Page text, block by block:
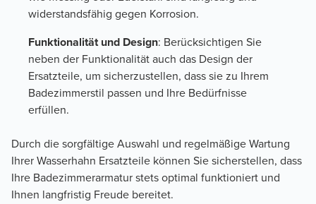
widerstandsfähig gegen Korrosion.
Funktionalität und Design: Berücksichtigen Sie
neben der Funktionalität auch das Design der
Ersatzteile, um sicherzustellen, dass sie zu Ihrem
Badezimmerstil passen und Ihre Bedürfnisse
erfüllen.
Durch die sorgfältige Auswahl und regelmäßige Wartung
Ihrer Wasserhahn Ersatzteile können Sie sicherstellen, dass
Ihre Badezimmerarmatur stets optimal funktioniert und
Ihnen langfristig Freude bereitet.